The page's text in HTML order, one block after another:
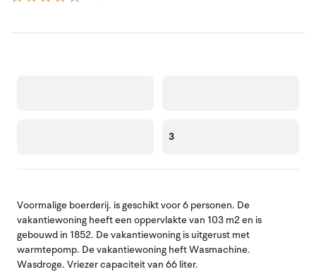
3
Voormalige boerderij. is geschikt voor 6 personen. De
vakantiewoning heeft een oppervlakte van 103 m2 en is
gebouwd in 1852. De vakantiewoning is uitgerust met
warmtepomp. De vakantiewoning heft Wasmachine.
Wasdroge. Vriezer capaciteit van 66 liter.